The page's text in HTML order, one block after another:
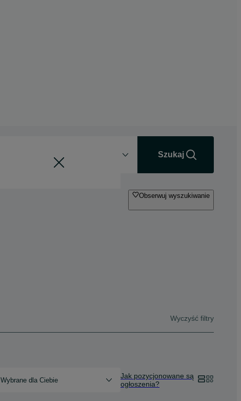
Szukaj
Obserwuj wyszukiwanie
Wyczyść filtry
Wybrane dla Ciebie
Jak pozycjonowane są
ogłoszenia?